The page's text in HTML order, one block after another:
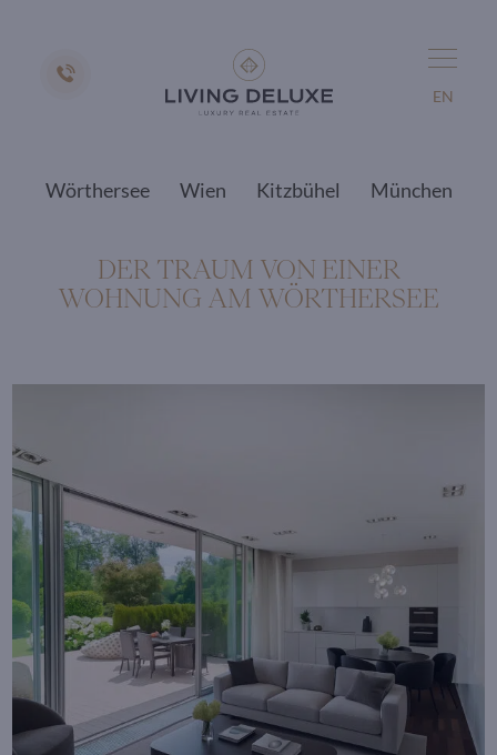
EN
Wörthersee Wien Kitzbühel München
DER TRAUM VON EINER
WOHNUNG AM WÖRTHERSEE